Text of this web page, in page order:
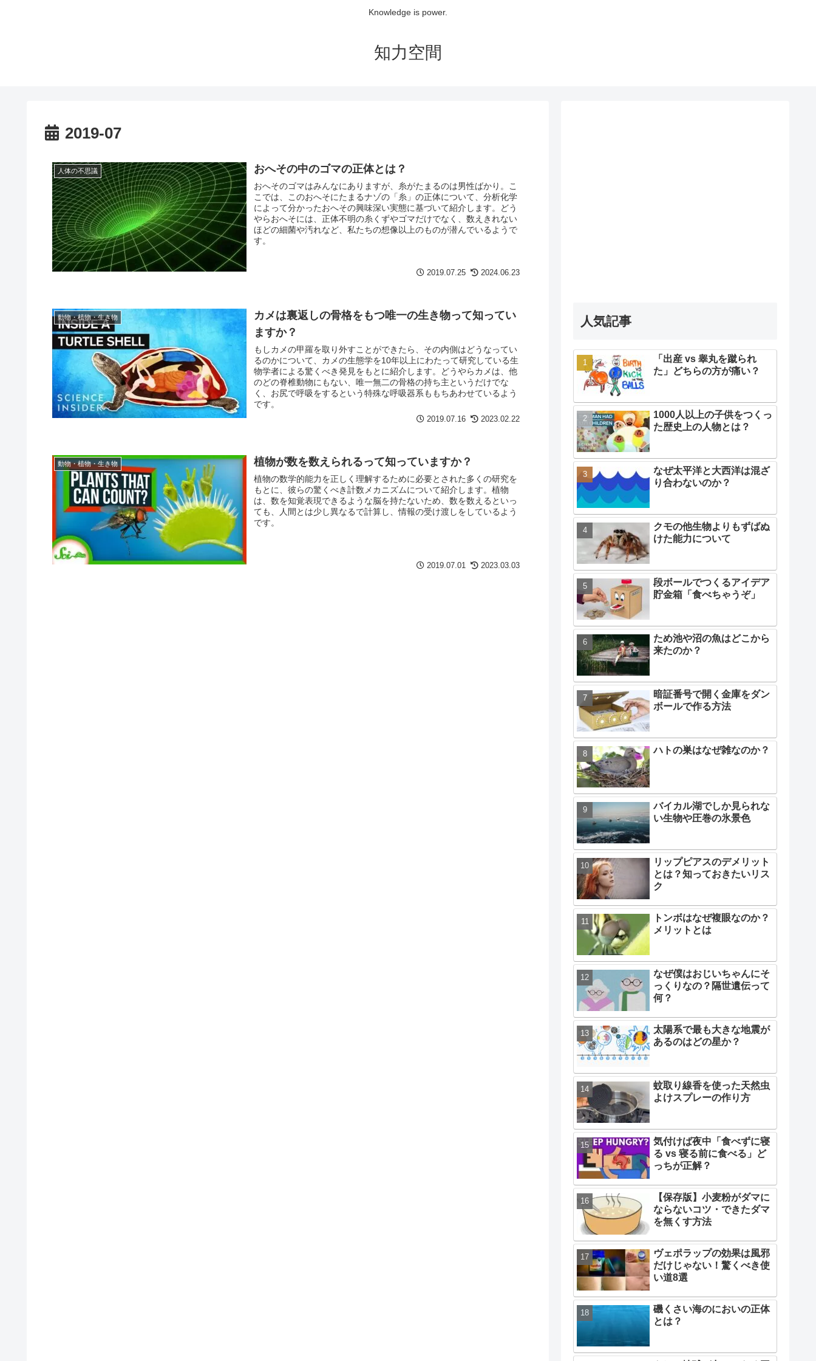
Knowledge is power.
知力空間
2019-07
人体の不思議 おへその中のゴマの正体とは？
おへそのゴマはみんなにありますが、糸がたまるのは男性ばかり。こ
こでは、このおへそにたまるナゾの「糸」の正体について、分析化学
によって分かったおへその興味深い実態に基づいて紹介します。どう
やらおへそには、正体不明の糸くずやゴマだけでなく、数えきれない
ほどの細菌や汚れなど、私たちの想像以上のものが潜んでいるようで
す。
2019.07.25 2024.06.23
動物・植物・生き物
カメは裏返しの骨格をもつ唯一の生き物って知ってい
ますか？
もしカメの甲羅を取り外すことができたら、その内側はどうなってい
るのかについて、カメの生態学を10年以上にわたって研究している生
物学者による驚くべき発見をもとに紹介します。どうやらカメは、他
のどの脊椎動物にもない、唯一無二の骨格の持ち主というだけでな
く、お尻で呼吸をするという特殊な呼吸器系ももちあわせているよう
です。
2019.07.16 2023.02.22
動物・植物・生き物 植物が数を数えられるって知っていますか？
植物の数学的能力を正しく理解するために必要とされた多くの研究を
もとに、彼らの驚くべき計数メカニズムについて紹介します。植物
は、数を知覚表現できるような脳を持たないため、数を数えるといっ
ても、人間とは少し異なるで計算し、情報の受け渡しをしているよう
です。
2019.07.01 2023.03.03
人気記事
「出産 vs 睾丸を蹴られ
た」どちらの方が痛い？
1000人以上の子供をつくっ
た歴史上の人物とは？
なぜ太平洋と大西洋は混ざ
り合わないのか？
クモの他生物よりもずばぬ
けた能力について
段ボールでつくるアイデア
貯金箱「食べちゃうぞ」
ため池や沼の魚はどこから
来たのか？
暗証番号で開く金庫をダン
ボールで作る方法
ハトの巣はなぜ雑なのか？
バイカル湖でしか見られな
い生物や圧巻の氷景色
リップピアスのデメリット
とは？知っておきたいリス
ク
トンボはなぜ複眼なのか？
メリットとは
なぜ僕はおじいちゃんにそ
っくりなの？隔世遺伝って
何？
太陽系で最も大きな地震が
あるのはどの星か？
蚊取り線香を使った天然虫
よけスプレーの作り方
気付けば夜中「食べずに寝
る vs 寝る前に食べる」ど
っちが正解？
【保存版】小麦粉がダマに
ならないコツ・できたダマ
を無くす方法
ヴェポラップの効果は風邪
だけじゃない！驚くべき使
い道8選
磯くさい海のにおいの正体
とは？